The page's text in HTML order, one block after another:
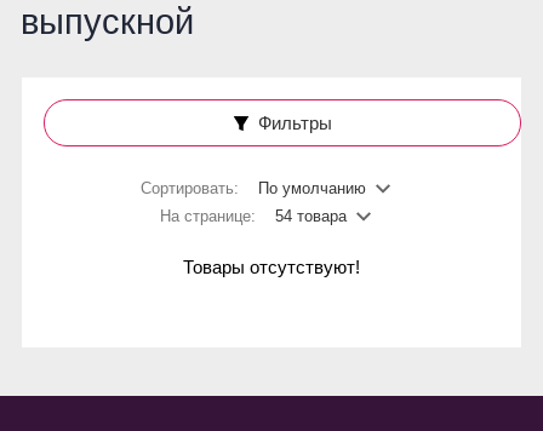
выпускной
Фильтры
Сортировать:
По умолчанию
На странице:
54 товара
Товары отсутствуют!